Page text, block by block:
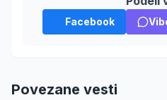
Facebook
Povezane vesti